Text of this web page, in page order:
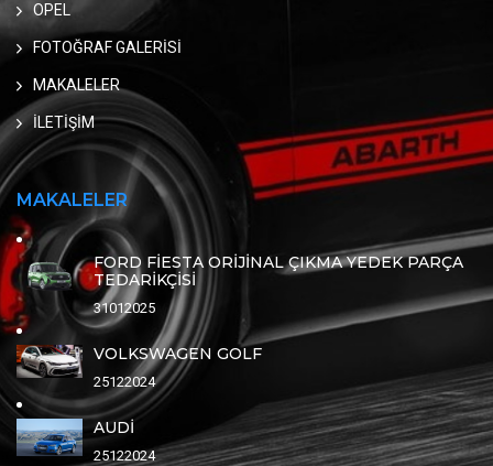
OPEL
FOTOĞRAF GALERİSİ
MAKALELER
İLETİŞİM
MAKALELER
FORD FİESTA ORİJİNAL ÇIKMA YEDEK PARÇA
TEDARİKÇİSİ
31012025
VOLKSWAGEN GOLF
25122024
AUDİ
25122024